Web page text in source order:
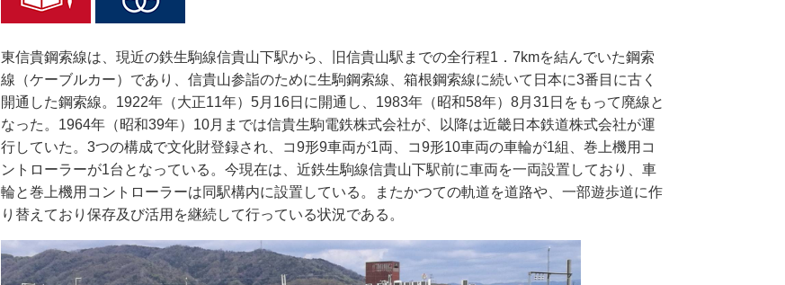
東信貴鋼索線は、現近の鉄生駒線信貴山下駅から、旧信貴山駅までの全行程1．7kmを結んでいた鋼索
線（ケーブルカー）であり、信貴山参詣のために生駒鋼索線、箱根鋼索線に続いて日本に3番目に古く
開通した鋼索線。1922年（大正11年）5月16日に開通し、1983年（昭和58年）8月31日をもって廃線と
なった。1964年（昭和39年）10月までは信貴生駒電鉄株式会社が、以降は近畿日本鉄道株式会社が運
行していた。3つの構成で文化財登録され、コ9形9車両が1両、コ9形10車両の車輪が1組、巻上機用コ
ントローラーが1台となっている。今現在は、近鉄生駒線信貴山下駅前に車両を一両設置しており、車
輪と巻上機用コントローラーは同駅構内に設置している。またかつての軌道を道路や、一部遊歩道に作
り替えており保存及び活用を継続して行っている状況である。